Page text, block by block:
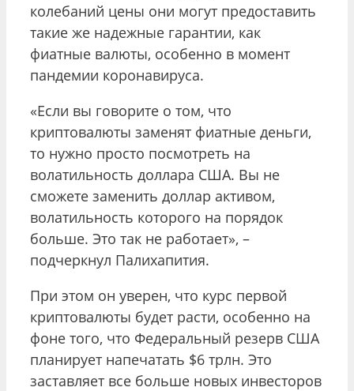
колебаний цены они могут предоставить
такие же надежные гарантии, как
фиатные валюты, особенно в момент
пандемии коронавируса.
«Если вы говорите о том, что
криптовалюты заменят фиатные деньги,
то нужно просто посмотреть на
волатильность доллара США. Вы не
сможете заменить доллар активом,
волатильность которого на порядок
больше. Это так не работает», –
подчеркнул Палихапития.
При этом он уверен, что курс первой
криптовалюты будет расти, особенно на
фоне того, что Федеральный резерв США
планирует напечатать $6 трлн. Это
заставляет все больше новых инвесторов